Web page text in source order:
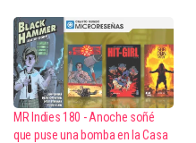
MR Indies 180 - Anoche soñé
que puse una bomba en la Casa